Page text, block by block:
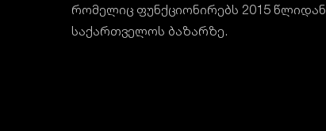
რომელიც ფუნქციონირებს 2015 წლიდან
საქართველოს ბაზარზე.